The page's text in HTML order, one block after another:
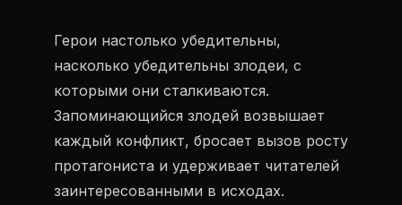
Герои настолько убедительны,
насколько убедительны злодеи, с
которыми они сталкиваются.
Запоминающийся злодей возвышает
каждый конфликт, бросает вызов росту
протагониста и удерживает читателей
заинтересованными в исходах.